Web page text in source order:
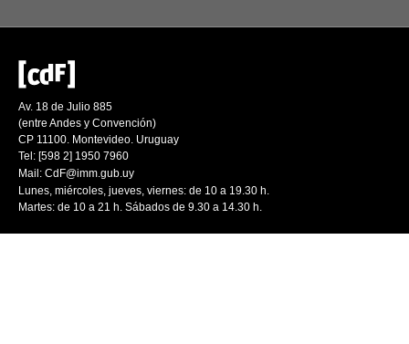
Av. 18 de Julio 885
(entre Andes y Convención)
CP 11100. Montevideo. Uruguay
Tel: [598 2] 1950 7960
Mail: CdF@imm.gub.uy
Lunes, miércoles, jueves, viernes: de 10 a 19.30 h.
Martes: de 10 a 21 h. Sábados de 9.30 a 14.30 h.